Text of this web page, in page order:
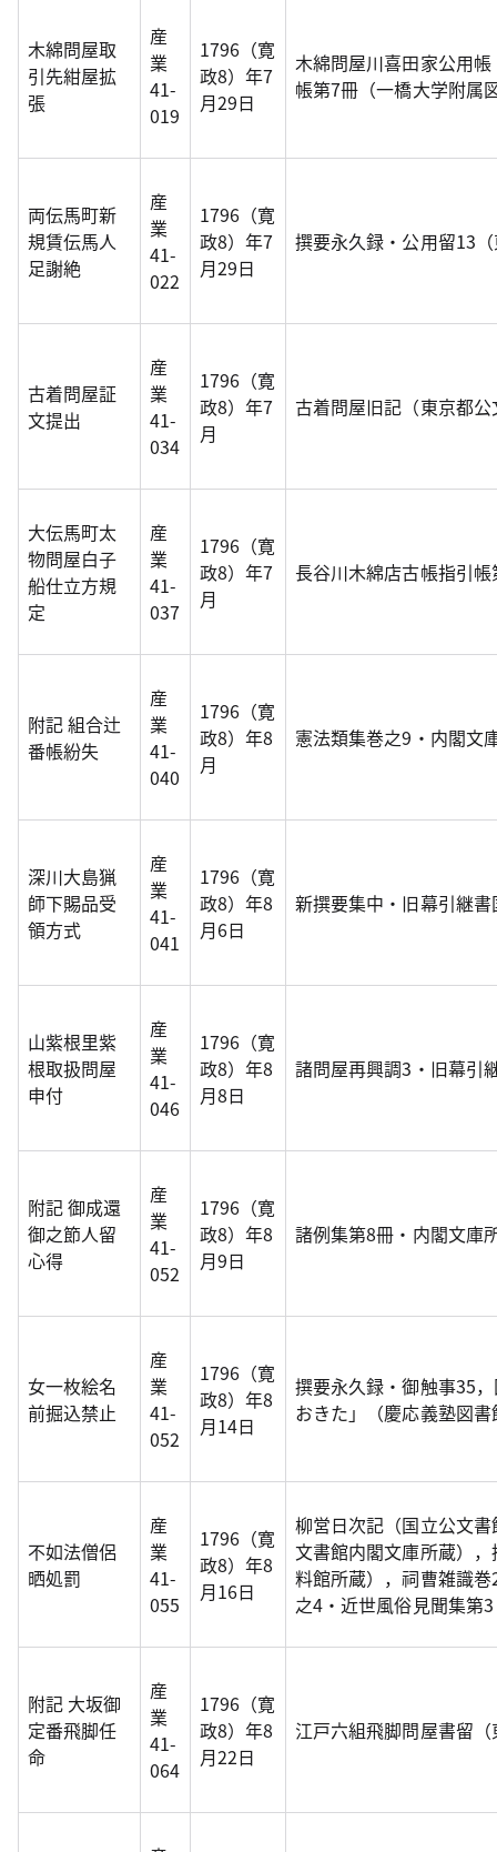
木綿問屋取
引先紺屋拡
張
産
業
41-
019
1796（寛
政8）年7
月29日
木綿問屋川喜田家公用
帳第7冊（一橋大学附属
両伝馬町新
規賃伝馬人
足謝絶
産
業
41-
022
1796（寛
政8）年7
月29日
撰要永久録・公用留13
古着問屋証
文提出
産
業
41-
034
1796（寛
政8）年7
月
古着問屋旧記（東京都
大伝馬町太
物問屋白子
船仕立方規
定
産
業
41-
037
1796（寛
政8）年7
月
長谷川木綿店古帳指引
附記 組合辻
番帳紛失
産
業
41-
040
1796（寛
政8）年8
月
憲法類集巻之9・内閣文
深川大島猟
師下賜品受
領方式
産
業
41-
041
1796（寛
政8）年8
月6日
新撰要集中・旧幕引継
山紫根里紫
根取扱問屋
申付
産
業
41-
046
1796（寛
政8）年8
月8日
諸問屋再興調3・旧幕引
附記 御成還
御之節人留
心得
産
業
41-
052
1796（寛
政8）年8
月9日
諸例集第8冊・内閣文庫
女一枚絵名
前掘込禁止
産
業
41-
052
1796（寛
政8）年8
月14日
撰要永久録・御触事35
おきた」（慶応義塾図
不如法僧侶
晒処罰
産
業
41-
055
1796（寛
政8）年8
月16日
柳営日次記（国立公文
文書館内閣文庫所蔵）
料館所蔵），祠曹雑識
之4・近世風俗見聞集第3
附記 大坂御
定番飛脚任
命
産
業
41-
064
1796（寛
政8）年8
月22日
江戸六組飛脚問屋書留